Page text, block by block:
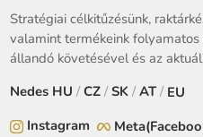
Stratégiai célkitűzésünk,
valamint termékeink
állandó követésével és az
Nedes HU /CZ /SK / AT/ EU
Instagram